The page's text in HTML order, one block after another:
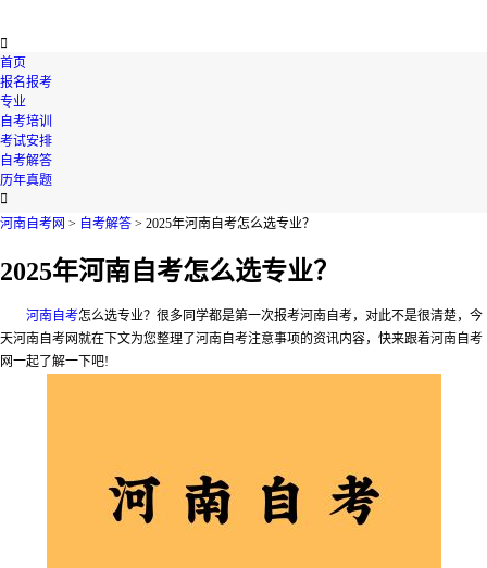

首页
报名报考
专业
自考培训
考试安排
自考解答
历年真题

河南自考网 > 自考解答 > 2025年河南自考怎么选专业？
2025年河南自考怎么选专业？
河南自考怎么选专业？ 很多同学都是第一次报考河南自考，对此不是很清楚，今
天河南自考网就在下文为您整理了河南自考注意事项的资讯内容，快来跟着河南自考
网一起了解一下吧!